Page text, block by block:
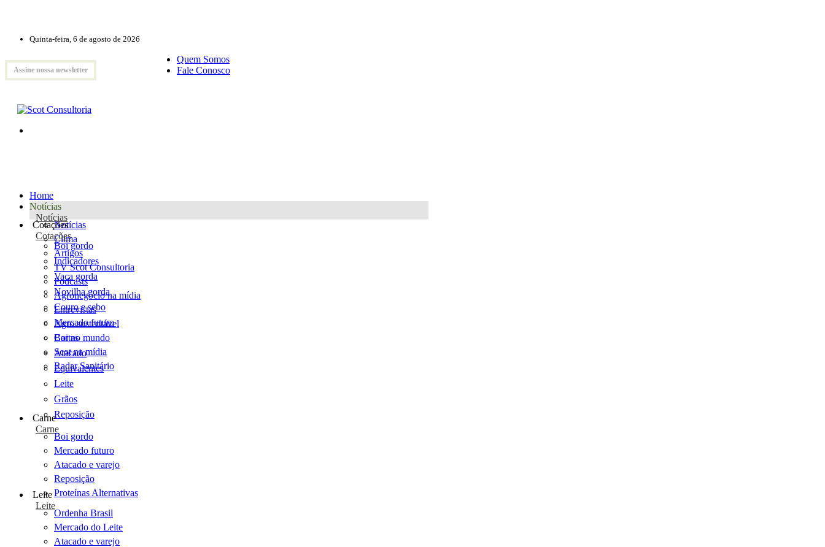
Quinta-feira, 6 de agosto de 2026
Assine nossa newsletter
Quem Somos
Fale Conosco
Home
Notícias
Notícias
Notícias
Clima
Artigos
TV Scot Consultoria
Podcasts
Agronegócio na mídia
Entrevistas
Agro sustentável
Cartas
Scot na mídia
Radar Sanitário
Cotações
Cotações
Boi gordo
Indicadores
Vaca gorda
Novilha gorda
Couro e sebo
Mercado futuro
Boi no mundo
Atacado
Equivalentes
Leite
Grãos
Reposição
Carne
Carne
Boi gordo
Mercado futuro
Atacado e varejo
Reposição
Proteínas Alternativas
Leite
Leite
Ordenha Brasil
Mercado do Leite
Atacado e varejo